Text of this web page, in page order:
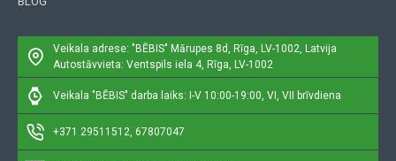
Veikala adrese: "BĒBIS" Mārupes 8d, Rīga, LV-1002, Latvija
Autostāvvieta: Ventspils iela 4, Rīga, LV-1002
Veikala "BĒBIS" darba laiks: I-V 10:00-19:00, VI, VII brīvdiena
+371 29511512, 67807047